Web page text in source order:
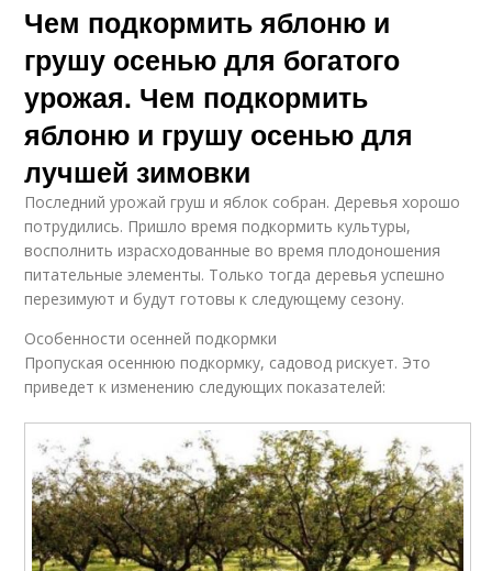
Чем подкормить яблоню и
грушу осенью для богатого
урожая. Чем подкормить
яблоню и грушу осенью для
лучшей зимовки
Последний урожай груш и яблок собран. Деревья хорошо
потрудились. Пришло время подкормить культуры,
восполнить израсходованные во время плодоношения
питательные элементы. Только тогда деревья успешно
перезимуют и будут готовы к следующему сезону.
Особенности осенней подкормки
Пропуская осеннюю подкормку, садовод рискует. Это
приведет к изменению следующих показателей: